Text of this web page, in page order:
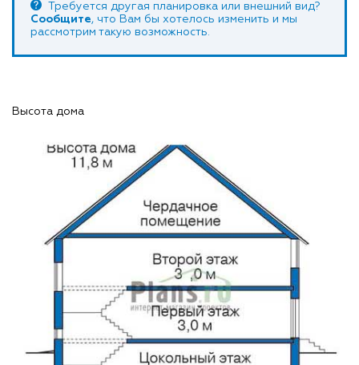
Требуется другая планировка или внешний вид?
Сообщите, что Вам бы хотелось изменить и мы
рассмотрим такую возможность.
Высота дома